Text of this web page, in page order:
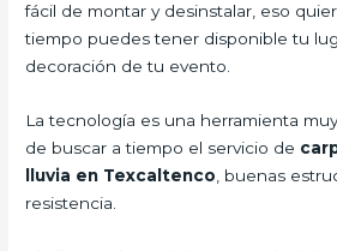
fácil de montar y desinstalar, eso
tiempo puedes tener disponible tu
decoración de tu evento.
La tecnología es una herramienta
de buscar a tiempo el servicio de
lluvia en Texcaltenco, buenas
resistencia.